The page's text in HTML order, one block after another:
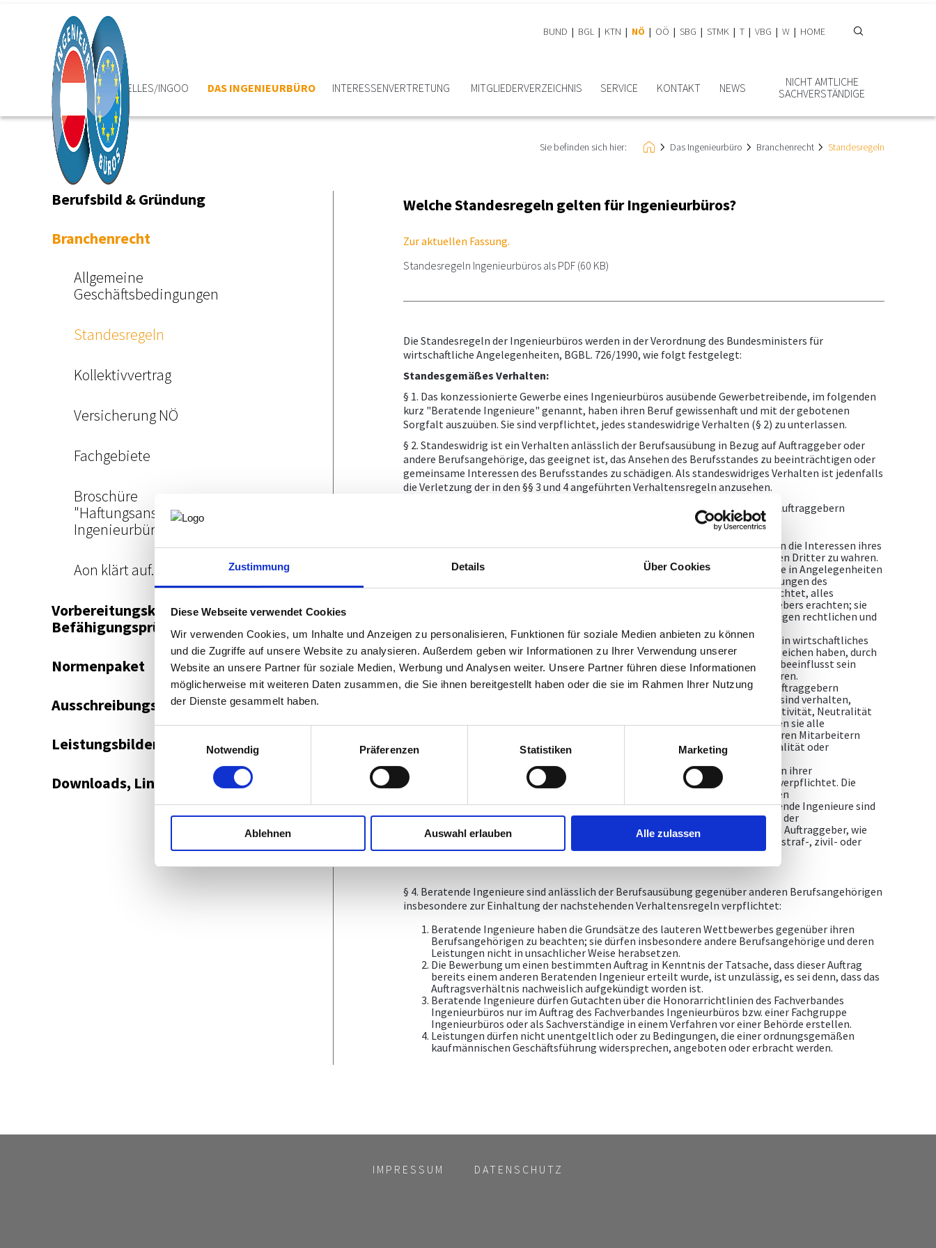
Zustimmung Details Über Cookies
Diese Webseite verwendet Cookies
Wir verwenden Cookies, um Inhalte und Anzeigen zu personalisieren, Funktionen für soziale Medien anbieten zu können
und die Zugriffe auf unsere Website zu analysieren. Außerdem geben wir Informationen zu Ihrer Verwendung unserer
Website an unsere Partner für soziale Medien, Werbung und Analysen weiter. Unsere Partner führen diese Informationen
möglicherweise mit weiteren Daten zusammen, die Sie ihnen bereitgestellt haben oder die sie im Rahmen Ihrer Nutzung
der Dienste gesammelt haben.
Notwendig
Präferenzen Statistiken Marketing
Ablehnen Auswahl erlauben Alle zulassen
BUND BGL KTN NÖ OÖ SBG STMK T VBG W HOME
HOME AKTUELLES/INGOO DAS INGENIEURBÜRO INTERESSEN­VERTRETUNG MITGLIEDER­VERZEICHNIS SERVICE KONTAKT NEWS
NICHT AMTLICHE
SACHVERSTÄNDIGE
Sie befinden sich hier: Das Ingenieurbüro Branchenrecht Standesregeln
Berufsbild & Gründung
Branchenrecht
Allgemeine
Geschäftsbedingungen
Standesregeln
Kollektivvertrag
Versicherung NÖ
Fachgebiete
Broschüre
"Haftungsansprüche gegen
Ingenieurbüros"
Aon klärt auf...
Vorbereitungskurs und
Befähigungsprüfung
Normenpaket
Ausschreibungsplattform
Leistungsbilder/Leistungsmodelle
Downloads, Links & Infos
Welche Standesregeln gelten für Ingenieurbüros?
Zur aktuellen Fassung.
Standesregeln Ingenieurbüros als PDF (60 KB)
Die Standesregeln der Ingenieurbüros werden in der Verordnung des Bundesministers für
wirtschaftliche Angelegenheiten, BGBL. 726/1990, wie folgt festgelegt:
Standesgemäßes Verhalten:
§ 1. Das konzessionierte Gewerbe eines Ingenieurbüros ausübende Gewerbetreibende, im folgenden
kurz "Beratende Ingenieure" genannt, haben ihren Beruf gewissenhaft und mit der gebotenen
Sorgfalt auszuüben. Sie sind verpflichtet, jedes standeswidrige Verhalten (§ 2) zu unterlassen.
§ 2. Standeswidrig ist ein Verhalten anlässlich der Berufsausübung in Bezug auf Auftraggeber oder
andere Berufsangehörige, das geeignet ist, das Ansehen des Berufsstandes zu beeinträchtigen oder
gemeinsame Interessen des Berufsstandes zu schädigen. Als standeswidriges Verhalten ist jedenfalls
die Verletzung der in den §§ 3 und 4 angeführten Verhaltensregeln anzusehen.
§ 3. Beratende Ingenieure sind anlässlich der Berufsausübung gegenüber ihren Auftraggebern
insbesondere zur Einhaltung der nachstehenden Verhaltensregeln verpflichtet:
Beratende Ingenieure sind im Interesse ihrer Auftraggeber tätig und haben die Interessen ihres
jeweiligen Auftraggebers unbeeinflusst von den eigenen und den Interessen Dritter zu wahren.
Werden Beratende Ingenieure von ihren Auftraggebern bevollmächtigt, sie in Angelegenheiten
des Auftrages zu vertreten, so sind sie unbeschadet der sie nach den Regelungen des
bürgerlichen Rechtes als Gewalthaber treffenden Verpflichtungen verpflichtet, alles
vorzukehren, was sie für nützlich und notwendig zum Wohle des Auftraggebers erachten; sie
haben bei der Durchführung ihrer Aufträge unter Beachtung der einschlägigen rechtlichen und
technischen Vorschriften wirtschaftlich und sorgfältig vorzugehen.
Interessenskonflikte sind zu vermeiden. Sollte ein Beratender Ingenieur ein wirtschaftliches
Interesse an einem Patent, einem einschlägigen Unternehmen oder dergleichen haben, durch
das seine Unparteilichkeit bei der Ausführung des ihm erteilten Auftrages beeinflusst sein
könnte, ist er verhalten, den Auftraggeber darüber umgehend zu informieren.
Als Vergütung beruflicher Leistungen dürfen ausschließlich die von den Auftraggebern
gezahlten Honorare entgegengenommen werden. Beratende Ingenieure sind verhalten,
Zuwendungen, die ihnen von Dritten angeboten werden und die ihre Objektivität, Neutralität
oder Unabhängigkeit beeinträchtigen könnten, abzulehnen; weiters haben sie alle
Vorkehrungen zu treffen, dass Zuwendungen von Dritten auch nicht von ihren Mitarbeitern
angenommen werden, wenn solche Zuwendungen die Objektivität, Neutralität oder
Beratende Ingenieure sind zur Verschwiegenheit über die ihnen im Rahmen ihrer
Berufsausübung von ihren Auftraggebern anvertrauten Angelegenheiten verpflichtet. Die
Verschwiegenheitspflicht entfällt, wenn und insoweit der Auftraggeber den
Gewerbetreibenden ausdrücklich von dieser Pflicht entbunden hat. Beratende Ingenieure sind
weiters insoweit nicht zur Verschwiegenheit verpflichtet, als die Wahrung der
Verschwiegenheitspflicht der Durchsetzung eigener Ansprüche gegen den Auftraggeber, wie
Honorarforderungen, Schadenersatzansprüche usw., oder der Abwendung straf-, zivil- oder
verwaltungsrechtlicher Nachteile entgegenstehen würde.
§ 4. Beratende Ingenieure sind anlässlich der Berufsausübung gegenüber anderen Berufsangehörigen
insbesondere zur Einhaltung der nachstehenden Verhaltensregeln verpflichtet:
Beratende Ingenieure haben die Grundsätze des lauteren Wettbewerbes gegenüber ihren
Berufsangehörigen zu beachten; sie dürfen insbesondere andere Berufsangehörige und deren
Leistungen nicht in unsachlicher Weise herabsetzen.
Die Bewerbung um einen bestimmten Auftrag in Kenntnis der Tatsache, dass dieser Auftrag
bereits einem anderen Beratenden Ingenieur erteilt wurde, ist unzulässig, es sei denn, dass das
Auftragsverhältnis nachweislich aufgekündigt worden ist.
Beratende Ingenieure dürfen Gutachten über die Honorarrichtlinien des Fachverbandes
Ingenieurbüros nur im Auftrag des Fachverbandes Ingenieurbüros bzw. einer Fachgruppe
Ingenieurbüros oder als Sachverständige in einem Verfahren vor einer Behörde erstellen.
Leistungen dürfen nicht unentgeltlich oder zu Bedingungen, die einer ordnungsgemäßen
kaufmännischen Geschäftsführung widersprechen, angeboten oder erbracht werden.
IMPRESSUM DATENSCHUTZ